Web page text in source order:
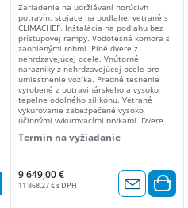
Zariadenie na udržiávaní horúcivh
potravín, stojace na podlahe, vetrané s
CLIMACHEF. Inštalácia na podlahu bez
prístupovej rampy. Vodotesná komora s
zaoblenými rohmi. Plné dvere z
nehrdzavejúcej ocele. Vnútorné
nárazníky z nehrdzavejúcej ocele pre
umiestnenie vozíka. Predné tesnenie
vyrobené z potravinárskeho a vysoko
tepelne odolného silikónu. Vetrané
vykurovanie zabezpečené vysoko
účinnými vykurovacími prvkami. Dvere
systémom. Miska na kondenzát
Elektronické ovládanie so 4,3" farebnou
dotykovou obrazovkou a posúvačom pre
prístup ku všetkým funkciám
Termín na vyžiadanie
9 649,00 €
11 868,27 € s DPH